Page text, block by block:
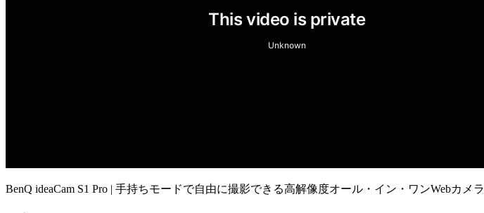
BenQ ideaCam S1 Pro | 手持ちモードで自由に撮影できる高解像度オール・イン・ワンWebカメラ